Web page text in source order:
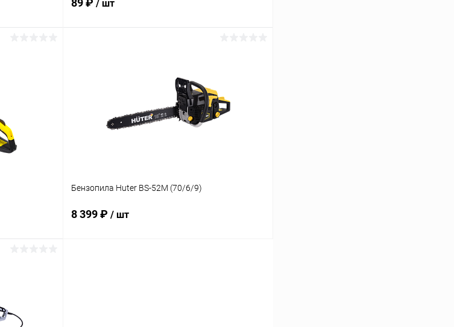
89 ₽ / шт
К сравнению
В наличии
Бензопила Huter BS-52M (70/6/9)
8 399 ₽ / шт